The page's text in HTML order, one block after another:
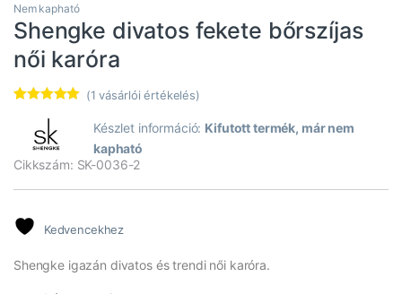
Nem kapható
Shengke divatos fekete bőrszíjas
női karóra
értékelés
alapján
(1 vásárlói értékelés)
Készlet információ: Kifutott termék, már nem
kapható
Cikkszám: SK-0036-2
Kedvencekhez
Shengke igazán divatos és trendi női karóra.